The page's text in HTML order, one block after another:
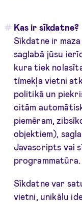
Kas ir sīkdatne?
Sīkdatne ir
saglabā jūsu
kura tiek
tīmekļa vietni
politikā un
citām
piemēram,
objektiem),
Javascripts vai
programmatūra.
Sīkdatne var
vietni, unikālu